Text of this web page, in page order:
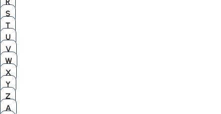
S
T
U
V
W
X
Y
Z
A